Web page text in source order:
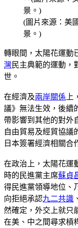
(圖片來源：美
景。)
轉眼間，太陽花運動
灣 民主典範的運動，
世。
在經濟及兩岸關係
議》無法生效，後續
帶影響到其他的對外
自由貿易及經貿協議
日本簽署經濟相關合
在政治上，太陽花運
時的民進黨主席蘇貞
得民進黨領導地位、
向拒絕承認九二共識
然確定，外交上就只
在美、中之間尋求槓